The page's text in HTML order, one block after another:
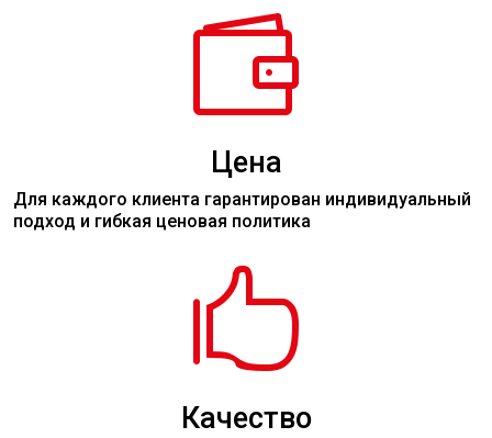

Цена
Для каждого клиента гарантирован индивидуальный
подход и гибкая ценовая политика

Качество